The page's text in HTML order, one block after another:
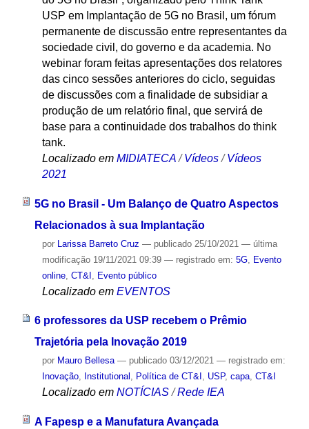
USP em Implantação de 5G no Brasil, um fórum
permanente de discussão entre representantes da
sociedade civil, do governo e da academia. No
webinar foram feitas apresentações dos relatores
das cinco sessões anteriores do ciclo, seguidas
de discussões com a finalidade de subsidiar a
produção de um relatório final, que servirá de
base para a continuidade dos trabalhos do think
tank.
Localizado em MIDIATECA /Vídeos /Vídeos
2021
5G no Brasil - Um Balanço de Quatro Aspectos
Relacionados à sua Implantação
por Larissa Barreto Cruz — publicado25/10/2021 — última
modificação19/11/2021 09:39 — registrado em: 5G, Evento
online, CT&I Evento público
Localizado em EVENTOS
6 professores da USP recebem o Prêmio
Trajetória pela Inovação 2019
por Mauro Bellesa — publicado03/12/2021 — registrado em:
Inovação, Institutional , Política de CT&I , USP, capa, CT&I
Localizado em NOTÍCIAS /Rede IEA
A Fapesp e a Manufatura Avançada